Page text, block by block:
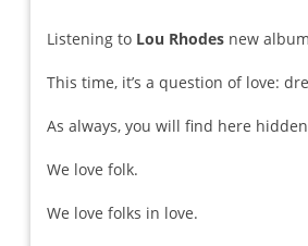
Listening to Lou Rhodes new
This time, it’s a question of love:
As always, you will find here
We love folk.
We love folks in love.